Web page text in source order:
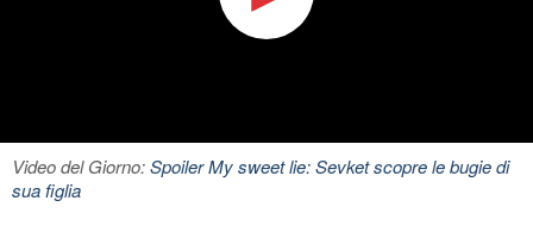
Video del Giorno:Spoiler My sweet lie: Sevket scopre le bugie di
sua figlia